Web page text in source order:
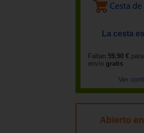
La cesta
Faltan 59,90 €
envío gratis
Ver
Abierto